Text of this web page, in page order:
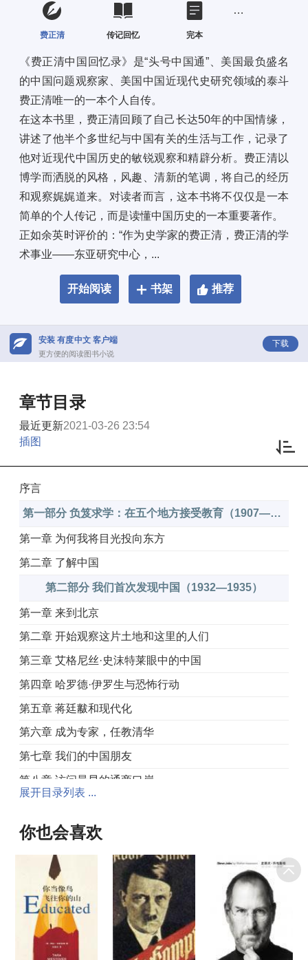
费正清 传记回忆 完本
《费正清中国回忆录》是“头号中国通”、美国最负盛名
的中国问题观察家、美国中国近现代史研究领域的泰斗
费正清唯一的一本个人自传。
在这本书里，费正清回顾了自己长达50年的中国情缘，
讲述了他半个多世纪与中国有关的生活与工作，记录了
他对近现代中国历史的敏锐观察和精辟分析。费正清以
博学而洒脱的风格，风趣、清新的笔调，将自己的经历
和观察娓娓道来。对读者而言，这本书将不仅仅是一本
简单的个人传记，而是读懂中国历史的一本重要著作。
正如余英时评价的：“作为史学家的费正清，费正清的学
术事业——东亚研究中心，...
开始阅读 书架 推荐
安装 有度中文 客户端
更方便的阅读图书小说
下载
章节目录
最近更新2021-03-26 23:54
插图
序言
第一部分 负笈求学：在五个地方接受教育（1907—1931）
第一章 为何我将目光投向东方
第二章 了解中国
第二部分 我们首次发现中国（1932—1935）
第一章 来到北京
第二章 开始观察这片土地和这里的人们
第三章 艾格尼丝·史沫特莱眼中的中国
第四章 哈罗德·伊罗生与恐怖行动
第五章 蒋廷黻和现代化
第六章 成为专家，任教清华
第七章 我们的中国朋友
第八章 访问最早的通商口岸
第三部分 学会当一名教授（1936—1940）
第一章 拿到牛津大学博士学位
第二章 开始在哈佛执教
第三章 战争与政策问题
第四部分 华盛顿、重庆和上海（1941—1946）
第一章 来到华盛顿
展开目录列表 ...
你也会喜欢